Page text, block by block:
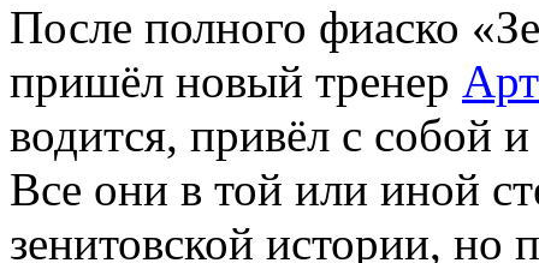
После полного фиаско
пришёл новый тренер
водится, привёл с собой
Все они в той или иной
зенитовской истории, но